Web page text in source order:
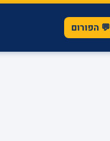
💬 הפורום